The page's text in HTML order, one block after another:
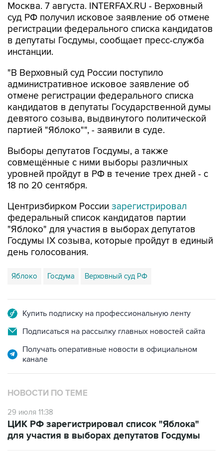
Москва. 7 августа. INTERFAX.RU - Верховный
суд РФ получил исковое заявление об отмене
регистрации федерального списка кандидатов
в депутаты Госдумы, сообщает пресс-служба
инстанции.
"В Верховный суд России поступило
административное исковое заявление об
отмене регистрации федерального списка
кандидатов в депутаты Государственной думы
девятого созыва, выдвинутого политической
партией "Яблоко"", - заявили в суде.
Выборы депутатов Госдумы, а также
совмещённые с ними выборы различных
уровней пройдут в РФ в течение трех дней - с
18 по 20 сентября.
Центризбирком России зарегистрировал
федеральный список кандидатов партии
"Яблоко" для участия в выборах депутатов
Госдумы IX созыва, которые пройдут в единый
день голосования.
Яблоко Госдума Верховный суд РФ
Купить подписку на профессиональную ленту
Подписаться на рассылку главных новостей сайта
Получать оперативные новости в официальном
канале
НОВОСТИ ПО ТЕМЕ
29 июля 11:38
ЦИК РФ зарегистрировал список "Яблока"
для участия в выборах депутатов Госдумы